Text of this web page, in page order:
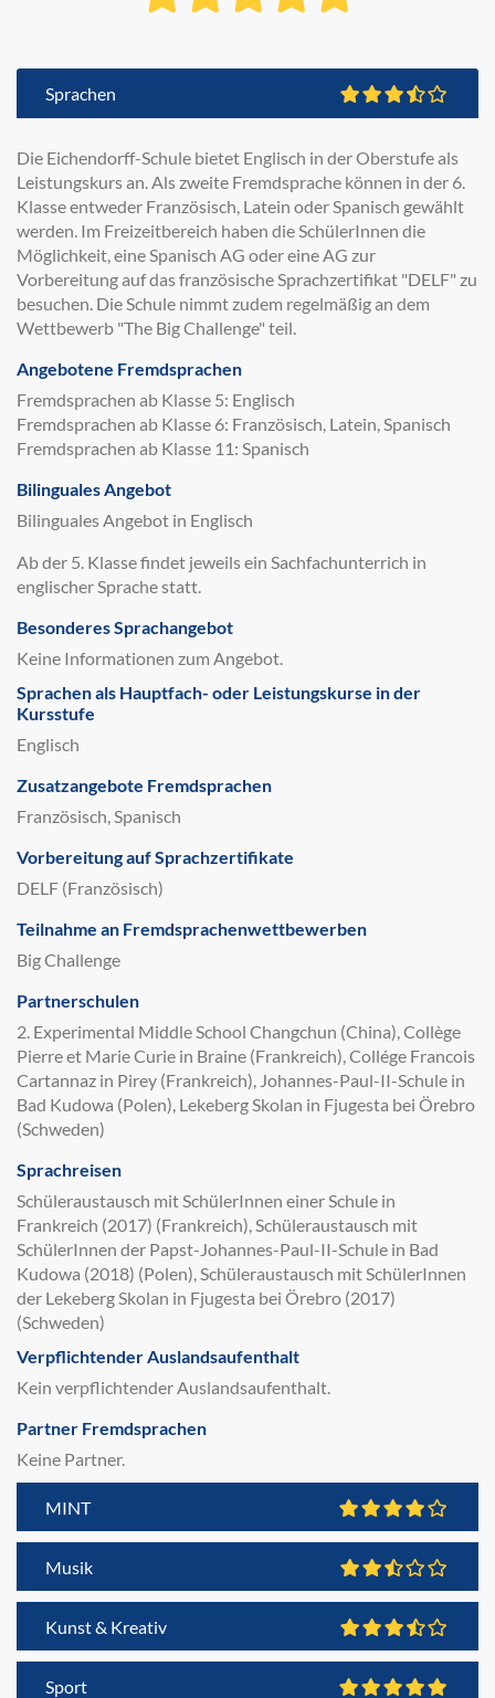
Sprachen
Die Eichendorff-Schule bietet Englisch in der Oberstufe als
Leistungskurs an. Als zweite Fremdsprache können in der 6.
Klasse entweder Französisch, Latein oder Spanisch gewählt
werden. Im Freizeitbereich haben die SchülerInnen die
Möglichkeit, eine Spanisch AG oder eine AG zur
Vorbereitung auf das französische Sprachzertifikat "DELF" zu
besuchen. Die Schule nimmt zudem regelmäßig an dem
Wettbewerb "The Big Challenge" teil.
Angebotene Fremdsprachen
Fremdsprachen ab Klasse 5: Englisch
Fremdsprachen ab Klasse 6: Französisch, Latein, Spanisch
Fremdsprachen ab Klasse 11: Spanisch
Bilinguales Angebot
Bilinguales Angebot in Englisch
Ab der 5. Klasse findet jeweils ein Sachfachunterrich in
englischer Sprache statt.
Besonderes Sprachangebot
Keine Informationen zum Angebot.
Sprachen als Hauptfach- oder Leistungskurse in der
Kursstufe
Englisch
Zusatzangebote Fremdsprachen
Französisch, Spanisch
Vorbereitung auf Sprachzertifikate
DELF (Französisch)
Teilnahme an Fremdsprachenwettbewerben
Big Challenge
Partnerschulen
2. Experimental Middle School Changchun (China), Collège
Pierre et Marie Curie in Braine (Frankreich), Collége Francois
Cartannaz in Pirey (Frankreich), Johannes-Paul-II-Schule in
Bad Kudowa (Polen), Lekeberg Skolan in Fjugesta bei Örebro
(Schweden)
Sprachreisen
Schüleraustausch mit SchülerInnen einer Schule in
Frankreich (2017) (Frankreich), Schüleraustausch mit
SchülerInnen der Papst-Johannes-Paul-II-Schule in Bad
Kudowa (2018) (Polen), Schüleraustausch mit SchülerInnen
der Lekeberg Skolan in Fjugesta bei Örebro (2017)
(Schweden)
Verpflichtender Auslandsaufenthalt
Kein verpflichtender Auslandsaufenthalt.
Partner Fremdsprachen
Keine Partner.
MINT
Musik
Kunst & Kreativ
Sport